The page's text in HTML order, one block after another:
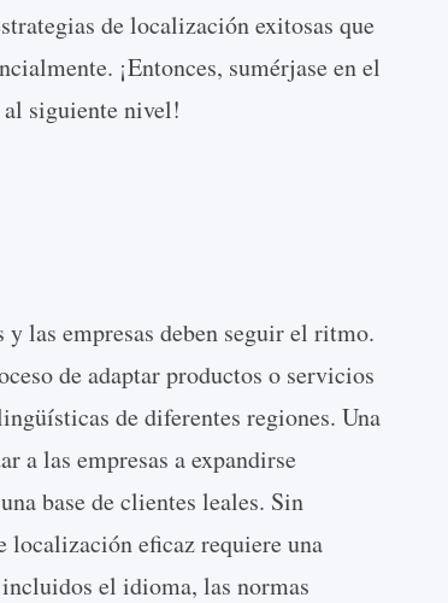
de localización exitosas que
¡Entonces, sumérjase en el
siguiente nivel!
las empresas deben seguir el ritmo.
de adaptar productos o servicios
de diferentes regiones. Una
a las empresas a expandirse
base de clientes leales. Sin
localización eficaz requiere una
el idioma, las normas